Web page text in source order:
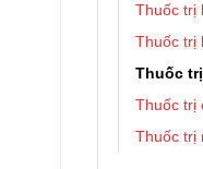
Thuốc trị
Thuốc trị
Thuốc
Thuốc trị
Thuốc trị